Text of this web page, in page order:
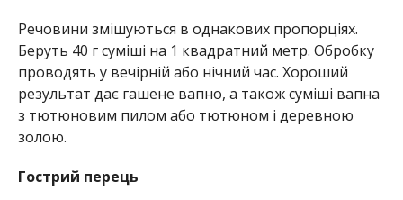
Речовини змішуються в однакових пропорціях.
Беруть 40 г суміші на 1 квадратний метр. Обробку
проводять у вечірній або нічний час. Хороший
результат дає гашене вапно, а також суміші вапна
з тютюновим пилом або тютюном і деревною
золою.
Гострий перець